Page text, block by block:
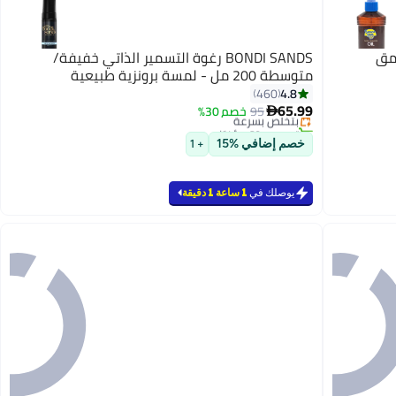
BONDI SANDS رغوة التسمير الذاتي خفيفة/
متوسطة 200 مل - لمسة برونزية طبيعية
4.8
460
65.99
95خصم 30%
#9 في المسمرات الذاتية ومستحضرات التسمير
أقل سعر في 7 يوم
بتخلّص بسرعة
تم بيع +60 مؤخرًا
#9 في المسمرات الذاتية ومستحضرات التسمير
خصم إضافي %15 + 1
يوصلك في 1 ساعة 1 دقيقة